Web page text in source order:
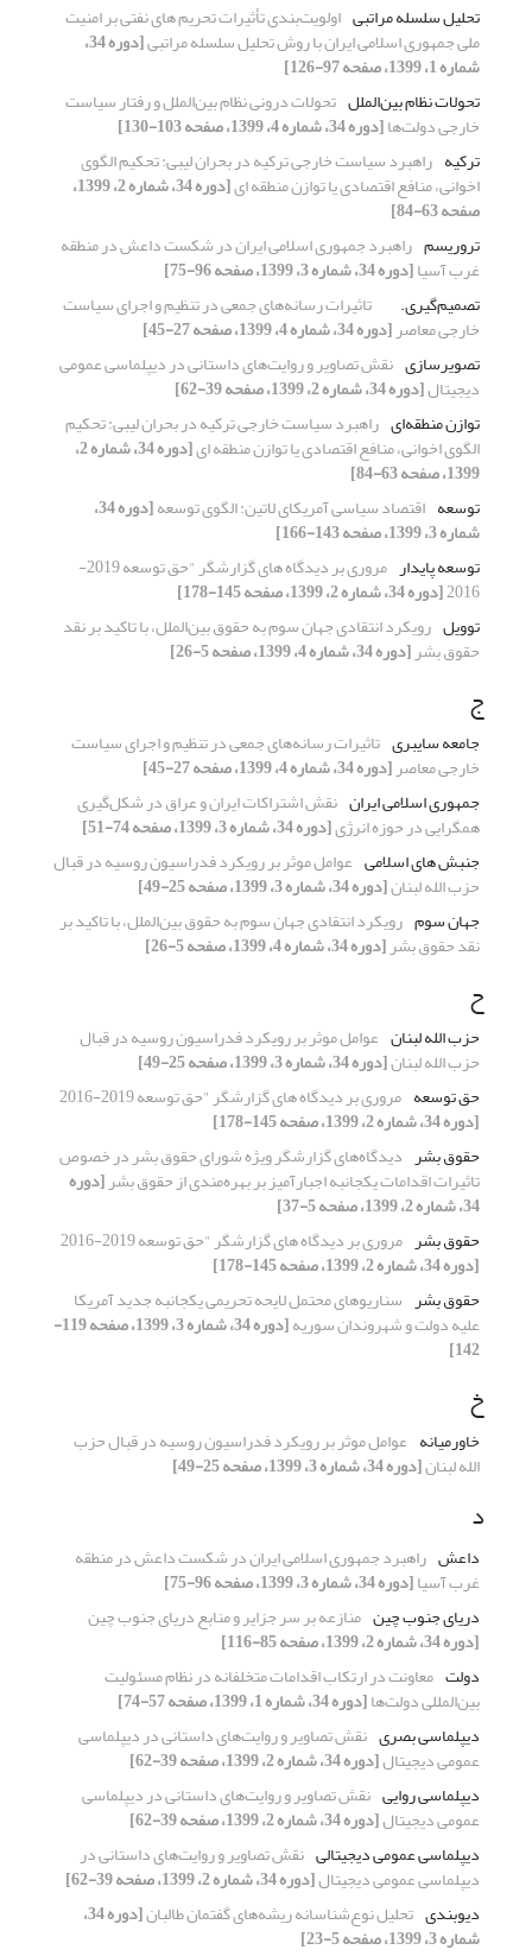
تحلیل سلسله مراتبی اولویت‌بندی تأثیرات تحریم های نفتی بر امنیت
ملی جمهوری اسلامی ایران با روش تحلیل سلسله مراتبی [دوره 34،
شماره 1، 1399، صفحه 97-126]
تحولات نظام بین‌الملل تحولات درونی نظام بین‌الملل و رفتار سیاست
خارجی دولت‌ها[دوره 34، شماره 4، 1399، صفحه 103-130]
ترکیه راهبرد سیاست خارجی ترکیه در بحران لیبی: تحکیم الگوی
اخوانی، منافع اقتصادی یا توازن منطقه ای [دوره 34، شماره 2، 1399،
صفحه 63-84]
تروریسم راهبرد جمهوری اسلامی ایران در شکست داعش در منطقه
غرب آسیا[دوره 34، شماره 3، 1399، صفحه 96-75]
تصمیم‌گیری.
تاثیرات رسانه‌های جمعی در تنظیم و اجرای سیاست
خارجی معاصر[دوره 34، شماره 4، 1399، صفحه 27-45]
تصویرسازی نقش تصاویر و روایت‌های داستانی در دیپلماسی عمومی
دیجیتال[دوره 34، شماره 2، 1399، صفحه 39-62]
توازن منطقه‌ای راهبرد سیاست خارجی ترکیه در بحران لیبی: تحکیم
الگوی اخوانی، منافع اقتصادی یا توازن منطقه ای [دوره 34، شماره 2،
1399، صفحه 63-84]
توسعه اقتصاد سیاسی آمریکای لاتین: الگوی توسعه [دوره 34،
شماره 3، 1399، صفحه 143-166]
توسعه پایدار
مروری بر دیدگاه های گزارشگر "حق توسعه 2019-
2016[دوره 34، شماره 2، 1399، صفحه 145-178]
توویل رویکرد انتقادی جهان سوم به حقوق بین‌الملل، با تاکید بر نقد
حقوق بشر[دوره 34، شماره 4، 1399، صفحه 5-26]
ج
جامعه سایبری تاثیرات رسانه‌های جمعی در تنظیم و اجرای سیاست
خارجی معاصر[دوره 34، شماره 4، 1399، صفحه 27-45]
جمهوری اسلامی ایران نقش اشتراکات ایران و عراق در شکل‌گیری
همگرایی در حوزه انرژی[دوره 34، شماره 3، 1399، صفحه 74-51]
جنبش های اسلامی عوامل موثر بر رویکرد فدراسیون روسیه در قبال
حزب الله لبنان[دوره 34، شماره 3، 1399، صفحه 25-49]
جهان سوم رویکرد انتقادی جهان سوم به حقوق بین‌الملل، با تاکید بر
نقد حقوق بشر[دوره 34، شماره 4، 1399، صفحه 5-26]
ح
حزب الله لبنان عوامل موثر بر رویکرد فدراسیون روسیه در قبال
حزب الله لبنان[دوره 34، شماره 3، 1399، صفحه 25-49]
حق توسعه مروری بر دیدگاه های گزارشگر "حق توسعه 2019-2016
[دوره 34، شماره 2، 1399، صفحه 145-178]
حقوق بشر دیدگاه‌های گزارشگر ویژه شورای حقوق بشر در خصوص
تاثیرات اقدامات یکجانبه اجبارآمیز بر بهره‌مندی از حقوق بشر[دوره
34، شماره 2، 1399، صفحه 5-37]
حقوق بشر مروری بر دیدگاه های گزارشگر "حق توسعه 2019-2016
[دوره 34، شماره 2، 1399، صفحه 145-178]
حقوق بشر سناریوهای محتمل لایحه تحریمی یکجانبه جدید آمریکا
علیه دولت و شهروندان سوریه [دوره 34، شماره 3، 1399، صفحه 119-
142]
خ
خاورمیانه عوامل موثر بر رویکرد فدراسیون روسیه در قبال حزب
الله لبنان[دوره 34، شماره 3، 1399، صفحه 25-49]
د
داعش راهبرد جمهوری اسلامی ایران در شکست داعش در منطقه
غرب آسیا[دوره 34، شماره 3، 1399، صفحه 96-75]
دریای جنوب چین منازعه بر سر جزایر و منابع دریای جنوب چین
[دوره 34، شماره 2، 1399، صفحه 85-116]
دولت معاونت در ارتکاب اقدامات متخلفانه در نظام مسئولیت
بین‌المللی دولت‌ها[دوره 34، شماره 1، 1399، صفحه 57-74]
دیپلماسی بصری نقش تصاویر و روایت‌های داستانی در دیپلماسی
عمومی دیجیتال[دوره 34، شماره 2، 1399، صفحه 39-62]
دیپلماسی روایی نقش تصاویر و روایت‌های داستانی در دیپلماسی
عمومی دیجیتال[دوره 34، شماره 2، 1399، صفحه 39-62]
دیپلماسی عمومی دیجیتالی نقش تصاویر و روایت‌های داستانی در
دیپلماسی عمومی دیجیتال[دوره 34، شماره 2، 1399، صفحه 39-62]
دیوبندی تحلیل نوع‌شناسانه ریشه‌های گفتمان طالبان [دوره 34،
شماره 3، 1399، صفحه 5-23]